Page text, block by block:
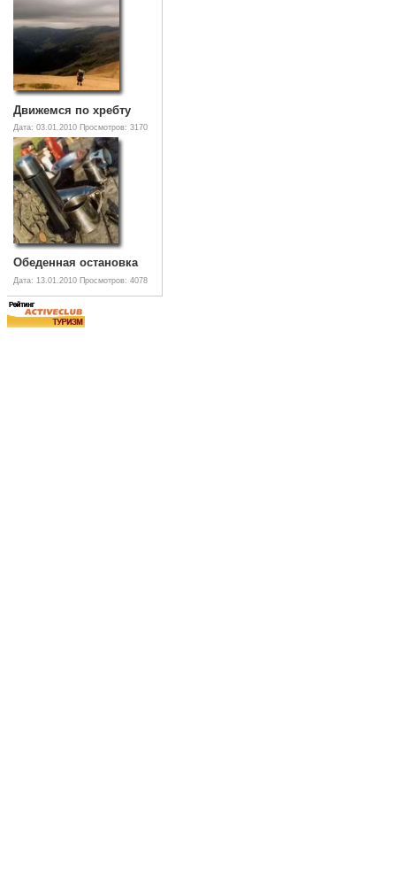
Движемся по хребту
Дата: 03.01.2010 Просмотров: 3170
Обеденная остановка
Дата: 13.01.2010 Просмотров: 4078